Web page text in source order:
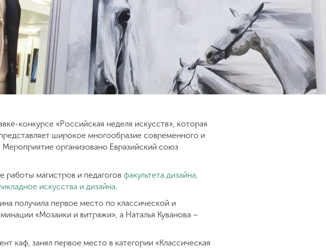
конкурсе «Российская неделя искусств», которая
широкое многообразие современного и
организовано Евразийский союз
работы магистров и педагогов факультета дизайна,
искусства и дизайна.
получила первое место по классической и
«Мозаики и витражи», а Наталья Куванова –
каф, занял первое место в категории «Классическая